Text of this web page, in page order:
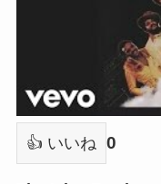
👍 いいね 0